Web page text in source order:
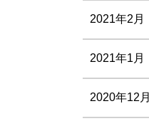
2021年2月
2021年1月
2020年12月